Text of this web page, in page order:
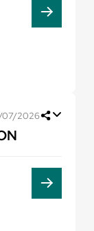
07/2026